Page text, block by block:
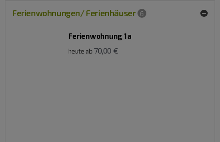
Ferienwohnungen/ Ferienhäuser 6
Ferienwohnung 1a
heute ab 70,00 €